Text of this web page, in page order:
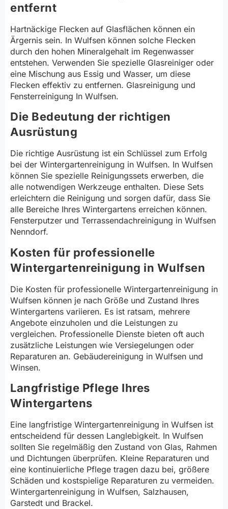
entfernt
Hartnäckige Flecken auf Glasflächen können ein
Ärgernis sein. In Wulfsen können solche Flecken
durch den hohen Mineralgehalt im Regenwasser
entstehen. Verwenden Sie spezielle Glasreiniger oder
eine Mischung aus Essig und Wasser, um diese
Flecken effektiv zu entfernen. Glasreinigung und
Fensterreinigung In Wulfsen.
Die Bedeutung der richtigen
Ausrüstung
Die richtige Ausrüstung ist ein Schlüssel zum Erfolg
bei der Wintergartenreinigung in Wulfsen. In Wulfsen
können Sie spezielle Reinigungssets erwerben, die
alle notwendigen Werkzeuge enthalten. Diese Sets
erleichtern die Reinigung und sorgen dafür, dass Sie
alle Bereiche Ihres Wintergartens erreichen können.
Fensterputzer und Terrassendachreinigung in Wulfsen
Nenndorf.
Kosten für professionelle
Wintergartenreinigung in Wulfsen
Die Kosten für professionelle Wintergartenreinigung in
Wulfsen können je nach Größe und Zustand Ihres
Wintergartens variieren. Es ist ratsam, mehrere
Angebote einzuholen und die Leistungen zu
vergleichen. Professionelle Dienste bieten oft auch
zusätzliche Leistungen wie Versiegelungen oder
Reparaturen an. Gebäudereinigung in Wulfsen und
Winsen.
Langfristige Pflege Ihres
Wintergartens
Eine langfristige Wintergartenreinigung in Wulfsen ist
entscheidend für dessen Langlebigkeit. In Wulfsen
sollten Sie regelmäßig den Zustand von Glas, Rahmen
und Dichtungen überprüfen. Kleine Reparaturen und
eine kontinuierliche Pflege tragen dazu bei, größere
Schäden und kostspielige Reparaturen zu vermeiden.
Wintergartenreinigung in Wulfsen, Salzhausen,
Garstedt und Brackel.